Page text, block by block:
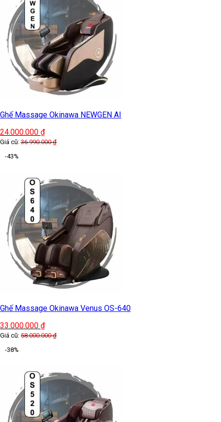
Ghế Massage Okinawa NEWGEN AI
24.000.000 ₫
Giá cũ: 36.990.000₫
-43%
Ghế Massage Okinawa Venus OS-640
33.000.000 ₫
Giá cũ: 58.000.000₫
-38%